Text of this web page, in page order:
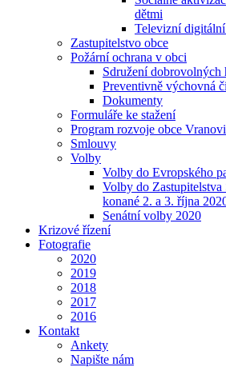
dětmi
Televizní
Zastupitelstvo obce
Požární ochrana v obci
Sdružení dobrovolných
Preventivně výchovná
Dokumenty
Formuláře ke stažení
Program rozvoje obce
Smlouvy
Volby
Volby do Evropského
Volby do Zastupitelstva
konané 2. a 3. října
Senátní volby 2020
Krizové řízení
Fotografie
2020
2019
2018
2017
2016
Kontakt
Ankety
Napište nám